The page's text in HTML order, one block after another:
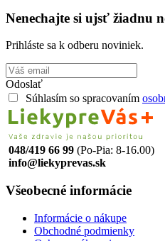
Nenechajte si ujsť žiadnu
Prihláste sa k odberu noviniek.
Odoslať
Súhlasím so spracovaním
048/419 66 99 (Po-Pia: 8-16.00)
info@liekyprevas.sk
Všeobecné informácie
Informácie o nákupe
Obchodné podmienky